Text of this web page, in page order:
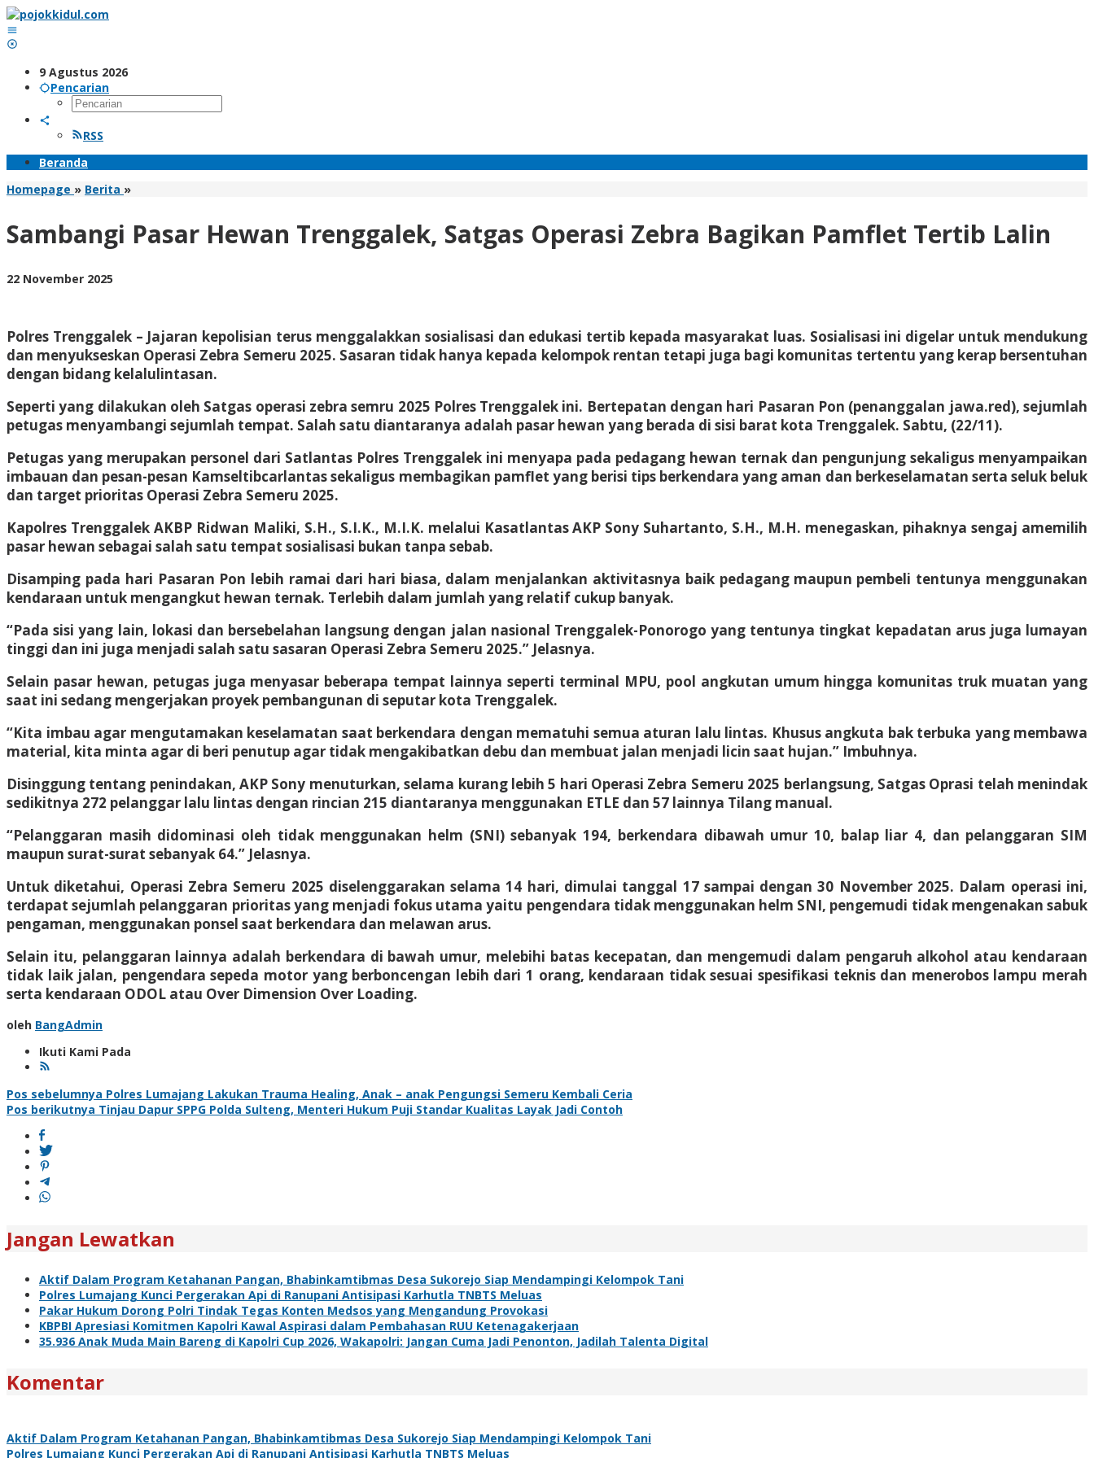
Lewati
ke
konten
9 Agustus 2026
Pencarian
RSS
Beranda
Homepage » Berita »Sambangi
Trenggalek,
Tertib
Lalin
Sambangi Pasar Hewan Trenggalek, Satgas Operasi Zebra Bagikan Pamflet Tertib Lalin
22 November 2025
Polres Trenggalek – Jajaran kepolisian terus menggalakkan sosialisasi dan edukasi tertib kepada masyarakat luas. Sosialisasi ini digelar untuk mendukung
dan menyukseskan Operasi Zebra Semeru 2025. Sasaran tidak hanya kepada kelompok rentan tetapi juga bagi komunitas tertentu yang kerap bersentuhan
dengan bidang kelalulintasan.
Seperti yang dilakukan oleh Satgas operasi zebra semru 2025 Polres Trenggalek ini. Bertepatan dengan hari Pasaran Pon (penanggalan jawa.red), sejumlah
petugas menyambangi sejumlah tempat. Salah satu diantaranya adalah pasar hewan yang berada di sisi barat kota Trenggalek. Sabtu, (22/11).
Petugas yang merupakan personel dari Satlantas Polres Trenggalek ini menyapa pada pedagang hewan ternak dan pengunjung sekaligus menyampaikan
imbauan dan pesan-pesan Kamseltibcarlantas sekaligus membagikan pamflet yang berisi tips berkendara yang aman dan berkeselamatan serta seluk beluk
dan target prioritas Operasi Zebra Semeru 2025.
Kapolres Trenggalek AKBP Ridwan Maliki, S.H., S.I.K., M.I.K. melalui Kasatlantas AKP Sony Suhartanto, S.H., M.H. menegaskan, pihaknya sengaj amemilih
pasar hewan sebagai salah satu tempat sosialisasi bukan tanpa sebab.
Disamping pada hari Pasaran Pon lebih ramai dari hari biasa, dalam menjalankan aktivitasnya baik pedagang maupun pembeli tentunya menggunakan
kendaraan untuk mengangkut hewan ternak. Terlebih dalam jumlah yang relatif cukup banyak.
“Pada sisi yang lain, lokasi dan bersebelahan langsung dengan jalan nasional Trenggalek-Ponorogo yang tentunya tingkat kepadatan arus juga lumayan
tinggi dan ini juga menjadi salah satu sasaran Operasi Zebra Semeru 2025.” Jelasnya.
Selain pasar hewan, petugas juga menyasar beberapa tempat lainnya seperti terminal MPU, pool angkutan umum hingga komunitas truk muatan yang
saat ini sedang mengerjakan proyek pembangunan di seputar kota Trenggalek.
“Kita imbau agar mengutamakan keselamatan saat berkendara dengan mematuhi semua aturan lalu lintas. Khusus angkuta bak terbuka yang membawa
material, kita minta agar di beri penutup agar tidak mengakibatkan debu dan membuat jalan menjadi licin saat hujan.” Imbuhnya.
Disinggung tentang penindakan, AKP Sony menuturkan, selama kurang lebih 5 hari Operasi Zebra Semeru 2025 berlangsung, Satgas Oprasi telah menindak
sedikitnya 272 pelanggar lalu lintas dengan rincian 215 diantaranya menggunakan ETLE dan 57 lainnya Tilang manual.
“Pelanggaran masih didominasi oleh tidak menggunakan helm (SNI) sebanyak 194, berkendara dibawah umur 10, balap liar 4, dan pelanggaran SIM
maupun surat-surat sebanyak 64.” Jelasnya.
Untuk diketahui, Operasi Zebra Semeru 2025 diselenggarakan selama 14 hari, dimulai tanggal 17 sampai dengan 30 November 2025. Dalam operasi ini,
terdapat sejumlah pelanggaran prioritas yang menjadi fokus utama yaitu pengendara tidak menggunakan helm SNI, pengemudi tidak mengenakan sabuk
pengaman, menggunakan ponsel saat berkendara dan melawan arus.
Selain itu, pelanggaran lainnya adalah berkendara di bawah umur, melebihi batas kecepatan, dan mengemudi dalam pengaruh alkohol atau kendaraan
tidak laik jalan, pengendara sepeda motor yang berboncengan lebih dari 1 orang, kendaraan tidak sesuai spesifikasi teknis dan menerobos lampu merah
serta kendaraan ODOL atau Over Dimension Over Loading.
oleh BangAdmin
Ikuti Kami Pada
Navigasi
pos
Pos sebelumnya Polres Lumajang Lakukan Trauma Healing, Anak – anak Pengungsi Semeru Kembali Ceria
Pos berikutnya Tinjau Dapur SPPG Polda Sulteng, Menteri Hukum Puji Standar Kualitas Layak Jadi Contoh
Jangan Lewatkan
Aktif Dalam Program Ketahanan Pangan, Bhabinkamtibmas Desa Sukorejo Siap Mendampingi Kelompok Tani
Polres Lumajang Kunci Pergerakan Api di Ranupani Antisipasi Karhutla TNBTS Meluas
Pakar Hukum Dorong Polri Tindak Tegas Konten Medsos yang Mengandung Provokasi
KBPBI Apresiasi Komitmen Kapolri Kawal Aspirasi dalam Pembahasan RUU Ketenagakerjaan
35.936 Anak Muda Main Bareng di Kapolri Cup 2026, Wakapolri: Jangan Cuma Jadi Penonton, Jadilah Talenta Digital
Komentar
Aktif Dalam Program Ketahanan Pangan, Bhabinkamtibmas Desa Sukorejo Siap Mendampingi Kelompok Tani
Polres Lumajang Kunci Pergerakan Api di Ranupani Antisipasi Karhutla TNBTS Meluas